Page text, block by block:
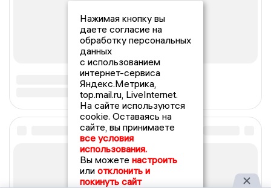
Нажимая кнопку вы
даете согласие на
обработку персональных
данных
с использованием
интернет-сервиса
Яндекс.Метрика,
top.mail.ru, LiveInternet.
На сайте используются
cookie. Оставаясь на
сайте, вы принимаете
все условия
использования.
Вы можете настроить
или отклонить и
покинуть сайт